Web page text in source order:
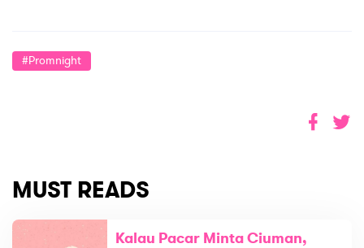
#promnight
MUST READS
Kalau Pacar Minta Ciuman,